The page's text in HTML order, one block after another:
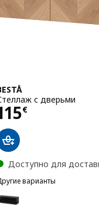
с дверьми
€ 115€
Доступно для
варианты
BESTÅ,
BESTÅ,